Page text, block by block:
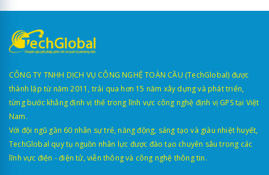
CÔNG TY TNHH DỊCH VỤ CÔNG NGHỆ TOÀN CẦU (TechGlobal) được
thành lập từ năm 2011, trải qua hơn 15 năm xây dựng và phát triển,
từng bước khẳng định vị thế trong lĩnh vực công nghệ định vị GPS tại Việt
Nam.
Với đội ngũ gần 60 nhân sự trẻ, năng động, sáng tạo và giàu nhiệt huyết,
TechGlobal quy tụ nguồn nhân lực được đào tạo chuyên sâu trong các
lĩnh vực điện - điện tử, viễn thông và công nghệ thông tin.